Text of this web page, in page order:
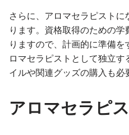
さらに、アロマセラピスト
ります。資格取得のための
りますので、計画的に準備
ロマセラピストとして独立
イルや関連グッズの購入も必
アロマセラピ